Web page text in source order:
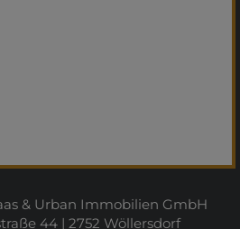
& Urban Immobilien GmbH
44 | 2752 Wöllersdorf